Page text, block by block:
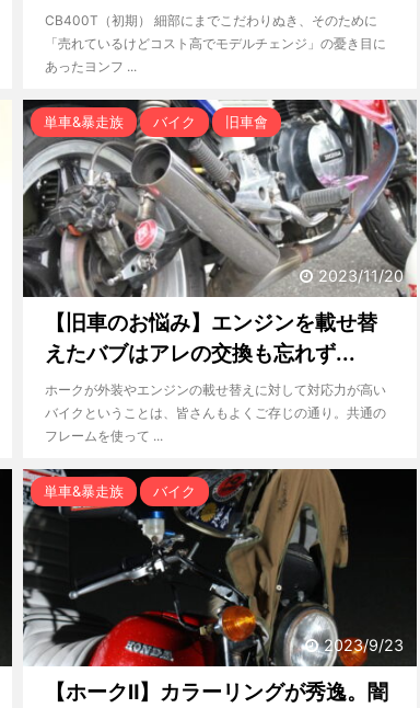
CB400T（初期） 細部にまでこだわりぬき、そのために
「売れているけどコスト高でモデルチェンジ」の憂き目に
あったヨンフ ...
2023/11/20
単車&暴走族 バイク 旧車會
【旧車のお悩み】エンジンを載せ替
えたバブはアレの交換も忘れず...
ホークが外装やエンジンの載せ替えに対して対応力が高い
バイクということは、皆さんもよくご存じの通り。共通の
フレームを使って ...
2023/9/23
単車&暴走族 バイク
【ホークⅡ】カラーリングが秀逸。闇